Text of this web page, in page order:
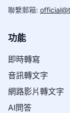
聯繫郵箱:
功能
即時轉寫
音訊轉文字
網路影片轉文字
AI問答